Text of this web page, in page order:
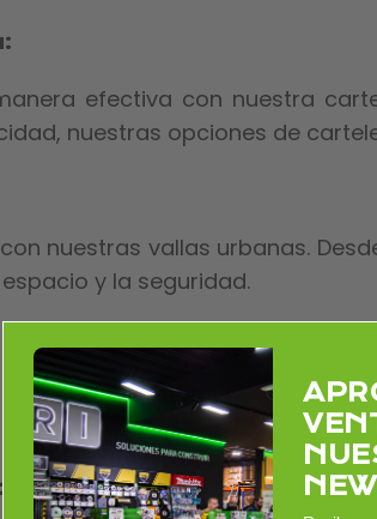
efectiva con nuestra
nuestras opciones de
nuestras vallas urbanas.
y la seguridad.
libre con nuestros juegos
y la socialización,